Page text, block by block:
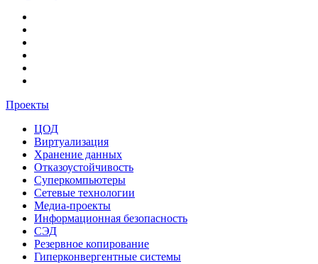
Проекты
ЦОД
Виртуализация
Хранение данных
Отказоустойчивость
Суперкомпьютеры
Сетевые технологии
Медиа-проекты
Информационная безопасность
СЭД
Резервное копирование
Гиперконвергентные системы